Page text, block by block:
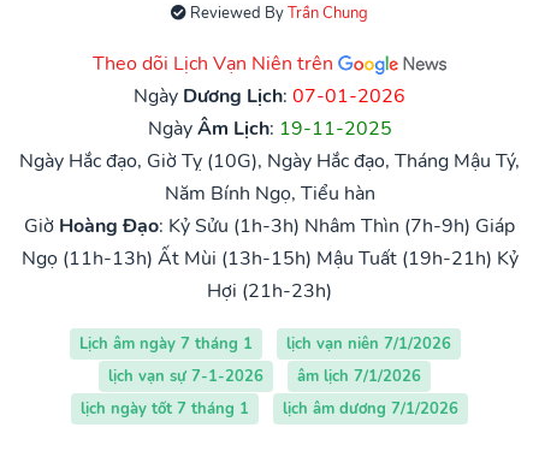
Reviewed ByTrần Chung
Theo dõi Lịch Vạn Niên trên
Ngày Dương Lịch: 07-01-2026
NgàyÂm Lịch: 19-11-2025
Ngày Hắc đạo, Giờ Tỵ (10G), Ngày Hắc đạo, Tháng Mậu Tý,
Năm Bính Ngọ, Tiểu hàn
Giờ Hoàng Đạo: Kỷ Sửu (1h-3h) Nhâm Thìn (7h-9h) Giáp
Ngọ (11h-13h) Ất Mùi (13h-15h) Mậu Tuất (19h-21h) Kỷ
Hợi (21h-23h)
Lịch âm ngày 7 tháng 1
lịch vạn niên 7/1/2026
lịch vạn sự 7-1-2026
âm lịch 7/1/2026
lịch ngày tốt 7 tháng 1
lịch âm dương 7/1/2026